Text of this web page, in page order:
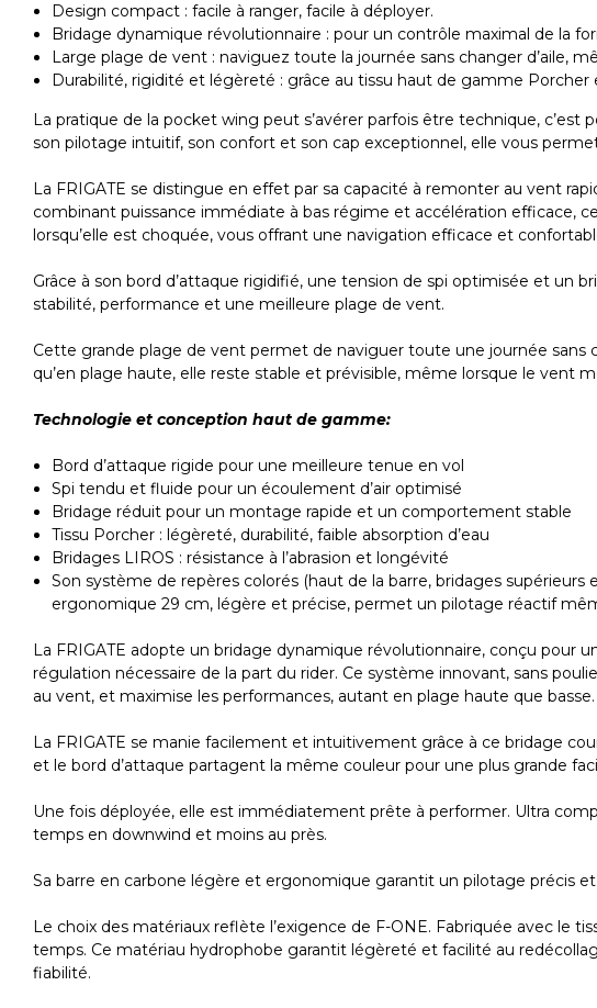
Design compact : facile à ranger, facile à déployer.
Bridage dynamique révolutionnaire : pour un contrôle maximal de la
Large plage de vent : naviguez toute la journée sans changer d’aile,
Durabilité, rigidité et légèreté : grâce au tissu haut de gamme Porcher
La pratique de la pocket wing peut s’avérer parfois être technique, c’est
son pilotage intuitif, son confort et son cap exceptionnel, elle vous
La FRIGATE se distingue en effet par sa capacité à remonter au vent
combinant puissance immédiate à bas régime et accélération efficace,
lorsqu’elle est choquée, vous offrant une navigation efficace et
Grâce à son bord d’attaque rigidifié, une tension de spi optimisée et un
stabilité, performance et une meilleure plage de vent.
Cette grande plage de vent permet de naviguer toute une journée sans
qu’en plage haute, elle reste stable et prévisible, même lorsque le vent
Technologie et conception haut de gamme:
Bord d’attaque rigide pour une meilleure tenue en vol
Spi tendu et fluide pour un écoulement d’air optimisé
Bridage réduit pour un montage rapide et un comportement stable
Tissu Porcher : légèreté, durabilité, faible absorption d’eau
Bridages LIROS : résistance à l’abrasion et longévité
Son système de repères colorés (haut de la barre, bridages
ergonomique 29 cm, légère et précise, permet un pilotage réactif
La FRIGATE adopte un bridage dynamique révolutionnaire, conçu
régulation nécessaire de la part du rider. Ce système innovant, sans
au vent, et maximise les performances, autant en plage haute que basse.
La FRIGATE se manie facilement et intuitivement grâce à ce bridage
et le bord d’attaque partagent la même couleur pour une plus grande
Une fois déployée, elle est immédiatement prête à performer. Ultra
temps en downwind et moins au près.
Sa barre en carbone légère et ergonomique garantit un pilotage précis
Le choix des matériaux reflète l’exigence de F-ONE. Fabriquée avec le
temps. Ce matériau hydrophobe garantit légèreté et facilité au
fiabilité.